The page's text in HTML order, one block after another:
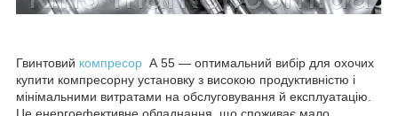
Гвинтовий компресор А 55 — оптимальний вибір для охочих
купити компресорну установку з високою продуктивністю і
мінімальними витратами на обслуговування й експлуатацію.